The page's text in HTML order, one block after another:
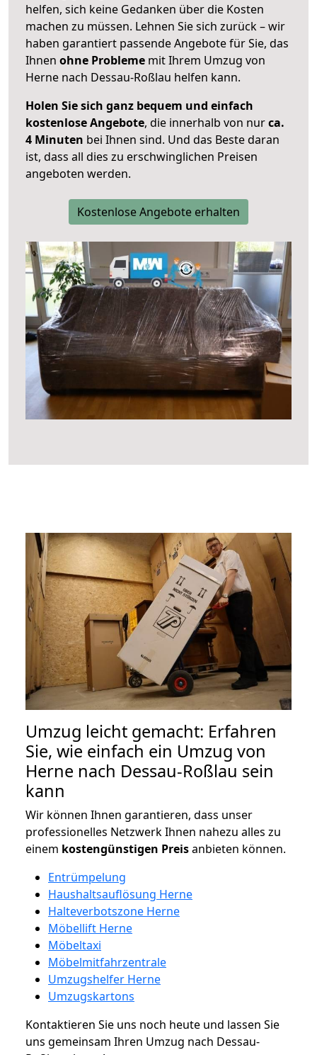
helfen, sich keine Gedanken über die Kosten
machen zu müssen. Lehnen Sie sich zurück – wir
haben garantiert passende Angebote für Sie, das
Ihnen ohne Probleme mit Ihrem Umzug von
Herne nach Dessau-Roßlau helfen kann.
Holen Sie sich ganz bequem und einfach
kostenlose Angebote, die innerhalb von nurca.
4 Minuten bei Ihnen sind. Und das Beste daran
ist, dass all dies zu erschwinglichen Preisen
angeboten werden.
Kostenlose Angebote erhalten
Umzug leicht gemacht: Erfahren
Sie, wie einfach ein Umzug von
Herne nach Dessau-Roßlau sein
kann
Wir können Ihnen garantieren, dass unser
professionelles Netzwerk Ihnen nahezu alles zu
einem kostengünstigen Preisanbieten können.
Entrümpelung
Haushaltsauflösung Herne
Halteverbotszone Herne
Möbellift Herne
Möbeltaxi
Möbelmitfahrzentrale
Umzugshelfer Herne
Umzugskartons
Kontaktieren Sie uns noch heute und lassen Sie
uns gemeinsam Ihren Umzug nach Dessau-